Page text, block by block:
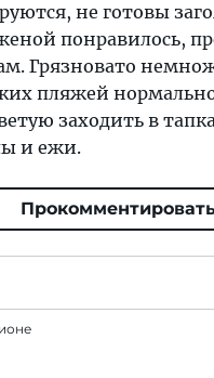
не готовы
понравилось,
Грязновато
пляжей
заходить в
и ежи.